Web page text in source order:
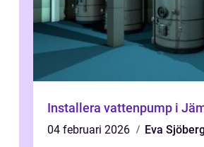
Installera vattenpump i
04 februari 2026
Eva